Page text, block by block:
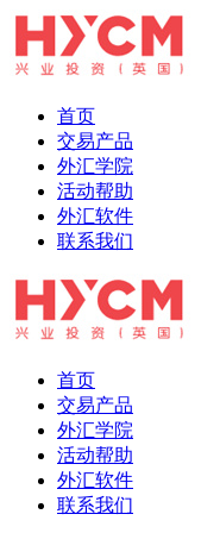
首页
交易产品
外汇学院
活动帮助
外汇软件
联系我们
首页
交易产品
外汇学院
活动帮助
外汇软件
联系我们